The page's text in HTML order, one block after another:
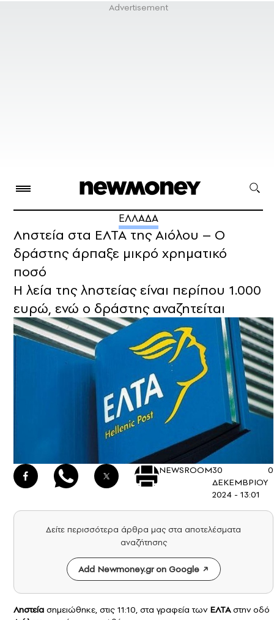
ΕΛΛΑΔΑ
Ληστεία στα ΕΛΤΑ της Αιόλου – Ο
δράστης άρπαξε μικρό χρηματικό
ποσό
Η λεία της ληστείας είναι περίπου 1.000
ευρώ, ενώ ο δράστης αναζητείται
NEWSROOM30
ΔΕΚΕΜΒΡΙΟΥ
2024 - 13:01
0
Δείτε περισσότερα άρθρα μας στα αποτελέσματα
αναζήτησης
Add Newmoney.gr on Google
Ληστεία σημειώθηκε, στις 11:10, στα γραφεία των ΕΛΤΑστην οδό